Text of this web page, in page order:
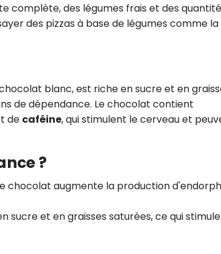
complète, des légumes frais et des
des pizzas à base de légumes comme la
blanc, est riche en sucre et en
de dépendance. Le chocolat contient
de caféine, qui stimulent le cerveau et
?
chocolat augmente la production
sucre et en graisses saturées, ce qui